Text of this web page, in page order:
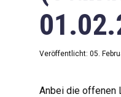
Veröffentlicht: 05.
Anbei die offenen